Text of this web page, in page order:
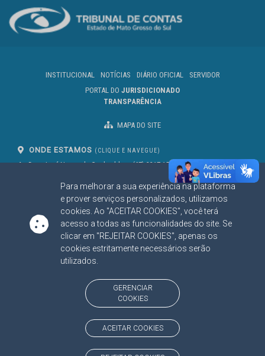
Para melhorar a sua experiência na plataforma
e prover serviços personalizados, utilizamos
cookies. Ao "ACEITAR COOKIES", você terá
acesso a todas as funcionalidades do site. Se
clicar em "REJEITAR COOKIES", apenas os
cookies estritamente necessários serão
utilizados.
GERENCIAR
COOKIES
ACEITAR COOKIES
INSTITUCIONAL NOTÍCIAS DIÁRIO OFICIAL
SERVIDOR
PORTAL DO JURISDICIONADO
TRANSPARÊNCIA
MAPA DO SITE
ONDE ESTAMOS (CLIQUE E NAVEGUE)
Av. Des. José Nunes da Cunha, bloco
Campo Grande/MS
CEP: 79031-310
(67) 3317-1500
Seg à Sex das 07 as 13h
SIGA NOSSAS REDES SOCIAIS
Linked InYoutube
Facebook
X
BAIXE NOSSO APLICATIVO